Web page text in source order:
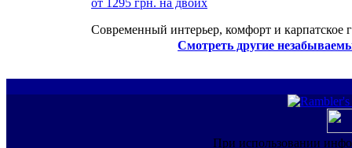
от 1295 грн. на двоих
Современный интерьер, комфорт и карпатское
Смотреть другие
При использовании